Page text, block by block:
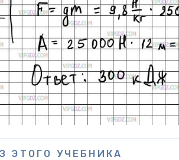
ЭТОГО УЧЕБНИКА